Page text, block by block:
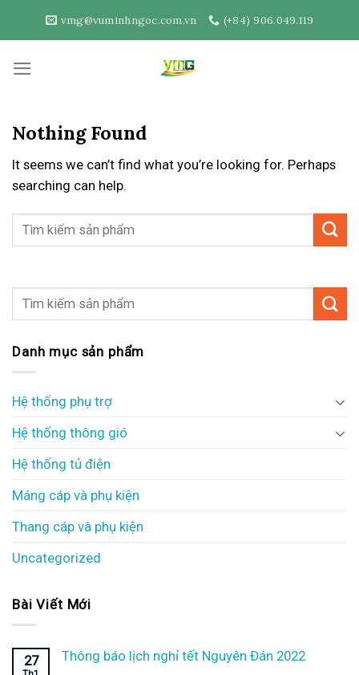
vmg@vuminhngoc.com.vn (+84) 906.049.119
Nothing Found
It seems we can’t find what you’re looking for. Perhaps
searching can help.
Danh mục sản phẩm
Hệ thống phụ trợ
Hệ thống thông gió
Hệ thống tủ điện
Máng cáp và phụ kiện
Thang cáp và phụ kiện
Uncategorized
Bài Viết Mới
27 Thông báo lịch nghỉ tết Nguyên Đán 2022